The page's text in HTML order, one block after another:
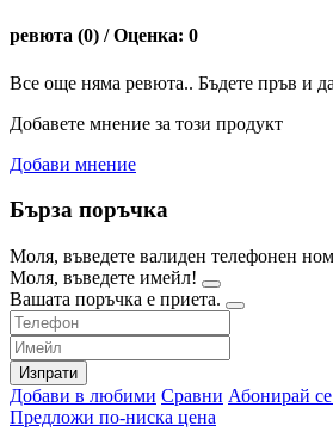
ревюта (0) / Оценка: 0
Все още няма ревюта.. Бъдете пръв и
Добавете мнение за този продукт
Добави мнение
Бърза поръчка
Моля, въведете валиден телефонен
Моля, въведете имейл!
Вашата поръчка е приета.
Изпрати
Добави в любими Сравни Абонирай
Предложи по-ниска цена